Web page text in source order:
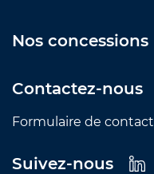
Nos concessions
Contactez-nous
Formulaire de contact
Suivez-nous